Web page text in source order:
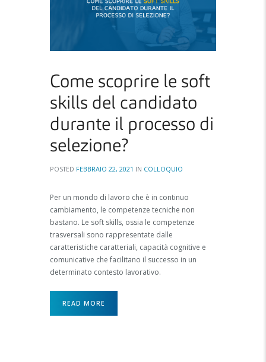
Come scoprire le soft
skills del candidato
durante il processo di
selezione?
POSTED FEBBRAIO 22, 2021 IN COLLOQUIO
Per un mondo di lavoro che è in continuo
cambiamento, le competenze tecniche non
bastano. Le soft skills, ossia le competenze
trasversali sono rappresentate dalle
caratteristiche caratteriali, capacità cognitive e
comunicative che facilitano il successo in un
determinato contesto lavorativo.
READ MORE